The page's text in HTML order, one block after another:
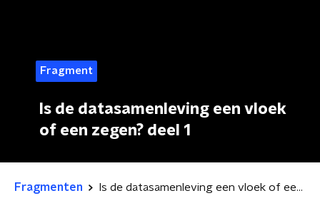
Fragment
Is de datasamenleving een vloek
of een zegen? deel 1
Fragmenten Is de datasamenleving een vloek of een zegen? deel 1